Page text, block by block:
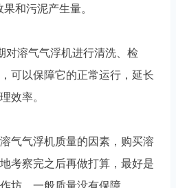
和污泥产生量。
溶气气浮机进行清洗、检
可以保障它的正常运行，延长
效率。
气浮机质量的因素，购买溶
考察完之后再做打算，最好是